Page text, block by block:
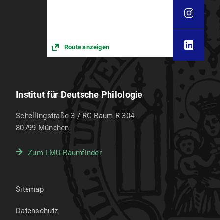
Route anzeigen
Institut für Deutsche Philologie
Schellingstraße 3 / RG Raum R 304
80799 München
Zum LMU-Raumfinder
Sitemap
Datenschutz